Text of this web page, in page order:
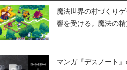
魔法世界の村づくり
響を受ける。魔法の
マンガ『デスノート